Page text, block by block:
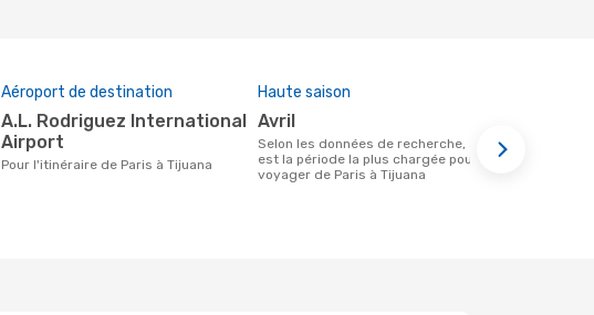
Aéroport de destination
A.L. Rodriguez International
Airport
Pour l'itinéraire de Paris à Tijuana
Haute saison
avril
Selon les données de recherche, avril
est la période la plus chargée pour
voyager de Paris à Tijuana